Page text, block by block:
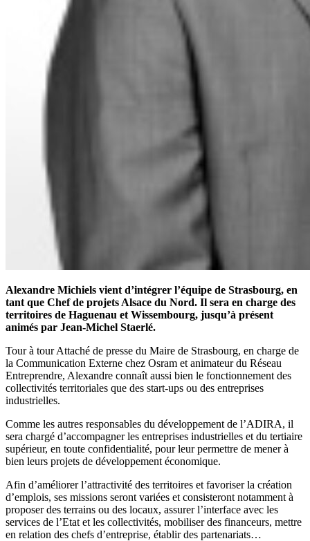
Alexandre Michiels vient d’intégrer l’équipe de Strasbourg, en
tant que Chef de projets Alsace du Nord. Il sera en charge des
territoires de Haguenau et Wissembourg, jusqu’à présent
animés par Jean-Michel Staerlé.
Tour à tour Attaché de presse du Maire de Strasbourg, en charge de
la Communication Externe chez Osram et animateur du Réseau
Entreprendre, Alexandre connaît aussi bien le fonctionnement des
collectivités territoriales que des start-ups ou des entreprises
industrielles.
Comme les autres responsables du développement de l’ADIRA, il
sera chargé d’accompagner les entreprises industrielles et du tertiaire
supérieur, en toute confidentialité, pour leur permettre de mener à
bien leurs projets de développement économique.
Afin d’améliorer l’attractivité des territoires et favoriser la création
d’emplois, ses missions seront variées et consisteront notamment à
proposer des terrains ou des locaux, assurer l’interface avec les
services de l’Etat et les collectivités, mobiliser des financeurs, mettre
en relation des chefs d’entreprise, établir des partenariats…